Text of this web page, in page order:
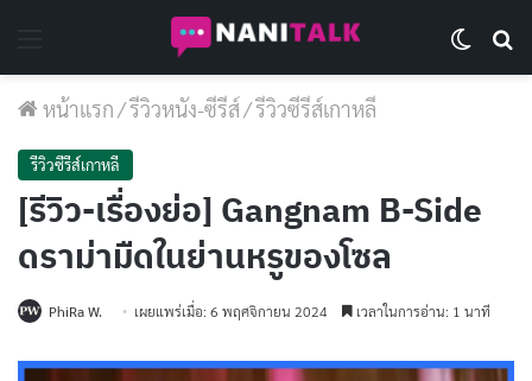
หน้าแรก/รีวิวหนัง-ซีรีส์/รีวิวซีรีส์เกาหลี
รีวิวซีรีส์เกาหลี
[รีวิว-เรื่องย่อ] Gangnam B-Side
ดราม่ามืดในย่านหรูของโซล
PhiRa W. เผยแพร่เมื่อ: 6 พฤศจิกายน 2024 เวลาในการอ่าน: 1 นาที